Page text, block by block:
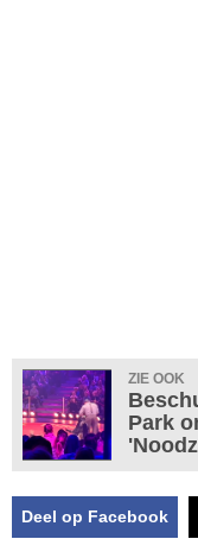
ZIE OOK
Park
Deel op Facebook